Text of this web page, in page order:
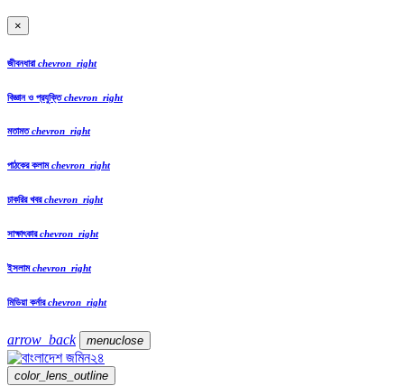
×
জীবনধারাchevron_right
বিজ্ঞান ও প্রযুক্তিchevron_right
মতামতchevron_right
পাঠকের কলামchevron_right
চাকরির খবরchevron_right
সাক্ষাৎকারchevron_right
ইসলামchevron_right
মিডিয়া কর্নারchevron_right
arrow_back menuclose
color_lens_outline